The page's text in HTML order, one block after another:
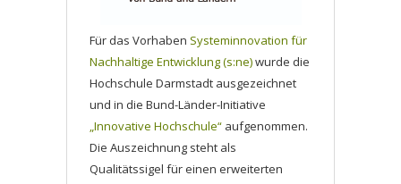
Für das Vorhaben Systeminnovation für
Nachhaltige Entwicklung (s:ne)wurde die
Hochschule Darmstadt ausgezeichnet
und in die Bund-Länder-Initiative
„Innovative Hochschule“ aufgenommen.
Die Auszeichnung steht als
Qualitätssigel für einen erweiterten